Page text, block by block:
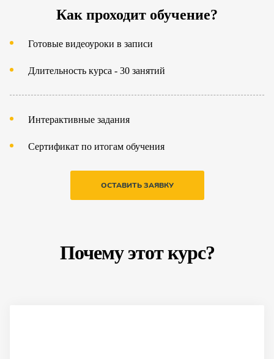
Как проходит обучение?
Готовые видеоуроки в записи
Длительность курса - 30 занятий
Интерактивные задания
Сертификат по итогам обучения
ОСТАВИТЬ ЗАЯВКУ
Почему этот курс?